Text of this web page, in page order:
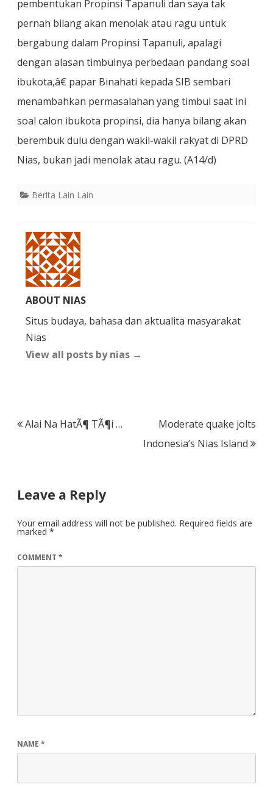
pembentukan Propinsi Tapanuli dan saya tak
pernah bilang akan menolak atau ragu untuk
bergabung dalam Propinsi Tapanuli, apalagi
dengan alasan timbulnya perbedaan pandang soal
ibukota,â€ papar Binahati kepada SIB sembari
menambahkan permasalahan yang timbul saat ini
soal calon ibukota propinsi, dia hanya bilang akan
berembuk dulu dengan wakil-wakil rakyat di DPRD
Nias, bukan jadi menolak atau ragu. (A14/d)
Berita Lain Lain
ABOUT NIAS
Situs budaya, bahasa dan aktualita masyarakat
Nias
View all posts by nias →
Post
Alai Na HatÃ¶ TÃ¶i …
Moderate quake jolts
Indonesia’s Nias Island
Leave a Reply
Your email address will not be published. Required fields are
marked *
COMMENT *
NAME *